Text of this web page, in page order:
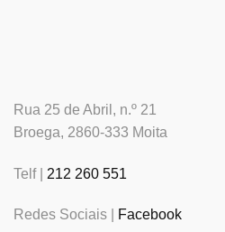
Rua 25 de Abril, n.º 21
Broega, 2860-333 Moita
Telf | 212 260 551
Redes Sociais | Facebook